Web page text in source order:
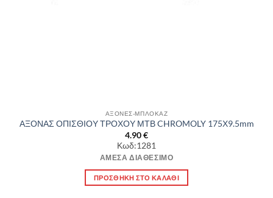
ΑΞΟΝΕΣ-ΜΠΛΟΚΑΖ
ΑΞΟΝΑΣ ΟΠΙΣΘΙΟΥ ΤΡΟΧΟΥ ΜΤΒ CHROMOLY 175Χ9.5mm
4.90€
Κωδ:1281
ΆΜΕΣΑ ΔΙΑΘΈΣΙΜΟ
ΠΡΟΣΘΉΚΗ ΣΤΟ ΚΑΛΆΘΙ